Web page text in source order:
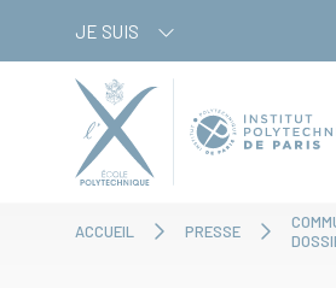
JE SUIS
ACCUEIL PRESSE